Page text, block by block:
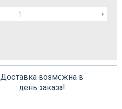
Доставка возможна в
день заказа!